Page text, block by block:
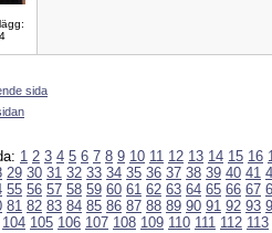
sida
1 2 3 4 5 6 7 8 9 10 11 12 13 14 15 16
29 30 31 32 33 34 35 36 37 38 39 40 41
55 56 57 58 59 60 61 62 63 64 65 66 67
81 82 83 84 85 86 87 88 89 90 91 92 93
104 105 106 107 108 109 110 111 112 113